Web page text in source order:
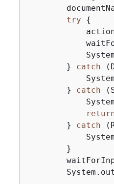
try
{
        }
catch
        }
catch
        }
catch
        }